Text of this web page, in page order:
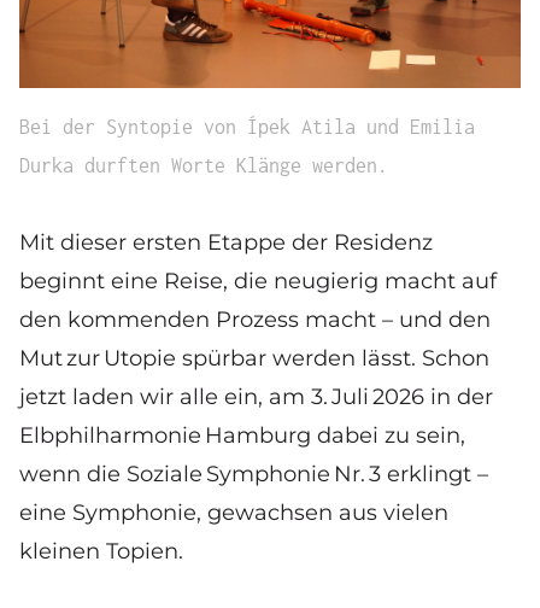
Bei der Syntopie von Ípek Atila und Emilia
Durka durften Worte Klänge werden.
Mit dieser ersten Etappe der Residenz
beginnt eine Reise, die neugierig macht auf
den kommenden Prozess macht – und den
Mut zur Utopie spürbar werden lässt. Schon
jetzt laden wir alle ein, am 3. Juli 2026 in der
Elbphilharmonie Hamburg dabei zu sein,
wenn die Soziale Symphonie Nr. 3 erklingt –
eine Symphonie, gewachsen aus vielen
kleinen Topien.